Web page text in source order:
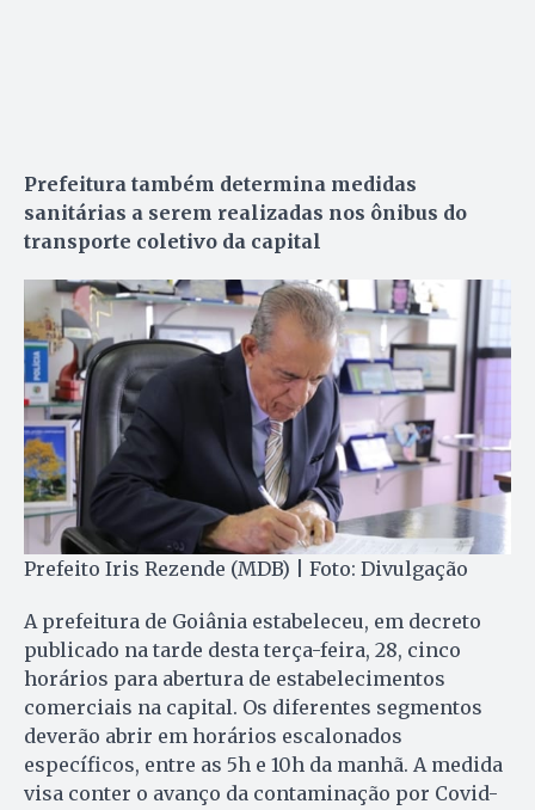
Prefeitura também determina medidas
sanitárias a serem realizadas nos ônibus do
transporte coletivo da capital
Prefeito Iris Rezende (MDB) | Foto: Divulgação
A prefeitura de Goiânia estabeleceu, em decreto
publicado na tarde desta terça-feira, 28, cinco
horários para abertura de estabelecimentos
comerciais na capital. Os diferentes segmentos
deverão abrir em horários escalonados
específicos, entre as 5h e 10h da manhã. A medida
visa conter o avanço da contaminação por Covid-